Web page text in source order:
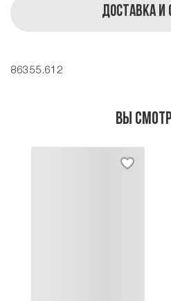
Доставка и
86355.612
Вы